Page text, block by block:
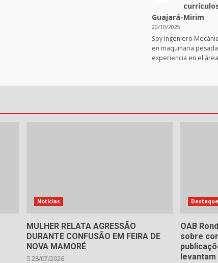
Guajará-Mirim
20/10/2025
Soy Ingeniero
en maquinaria
experiencia en el
Notícias
MULHER RELATA AGRESSÃO
DURANTE CONFUSÃO EM FEIRA DE
NOVA MAMORÉ
28/07/2026
Destaque
OAB
sobre